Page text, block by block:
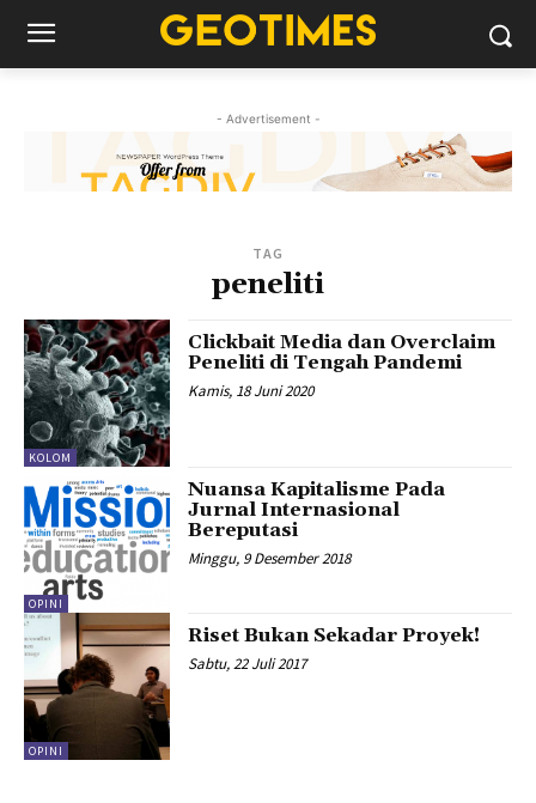
- Advertisement -
TAG
peneliti
KOLOM
Clickbait Media dan Overclaim
Peneliti di Tengah Pandemi
Kamis, 18 Juni 2020
OPINI
Nuansa Kapitalisme Pada
Jurnal Internasional
Bereputasi
Minggu, 9 Desember 2018
OPINI
Riset Bukan Sekadar Proyek!
Sabtu, 22 Juli 2017